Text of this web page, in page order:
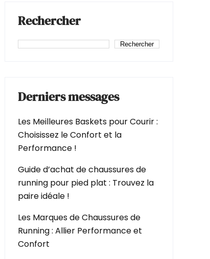
Rechercher
Rechercher
Derniers messages
Les Meilleures Baskets pour Courir :
Choisissez le Confort et la
Performance !
Guide d’achat de chaussures de
running pour pied plat : Trouvez la
paire idéale !
Les Marques de Chaussures de
Running : Allier Performance et
Confort